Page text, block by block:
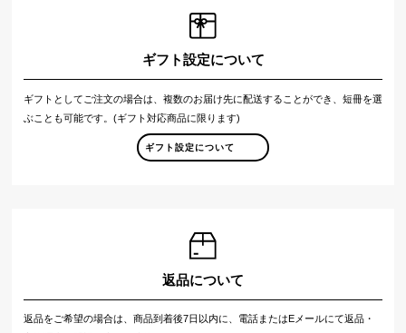
ギフト設定について
ギフトとしてご注文の場合は、複数のお届け先に配送することができ、短冊を選
ぶことも可能です。(ギフト対応商品に限ります)
ギフト設定について
返品について
返品をご希望の場合は、商品到着後7日以内に、電話またはEメールにて返品・